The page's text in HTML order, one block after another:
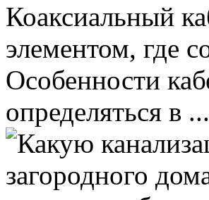
Коаксиальный
элементом, где
Особенности
определяться в ...